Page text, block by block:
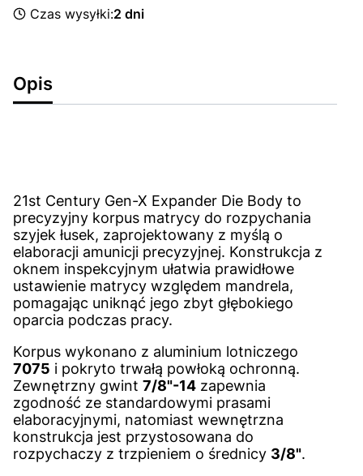
Czas wysyłki:2 dni
Opis
21st Century Gen-X Expander Die Body to
precyzyjny korpus matrycy do rozpychania
szyjek łusek, zaprojektowany z myślą o
elaboracji amunicji precyzyjnej. Konstrukcja z
oknem inspekcyjnym ułatwia prawidłowe
ustawienie matrycy względem mandrela,
pomagając uniknąć jego zbyt głębokiego
oparcia podczas pracy.
Korpus wykonano z aluminium lotniczego
7075 i pokryto trwałą powłoką ochronną.
Zewnętrzny gwint 7/8"-14 zapewnia
zgodność ze standardowymi prasami
elaboracyjnymi, natomiast wewnętrzna
konstrukcja jest przystosowana do
rozpychaczy z trzpieniem o średnicy 3/8".